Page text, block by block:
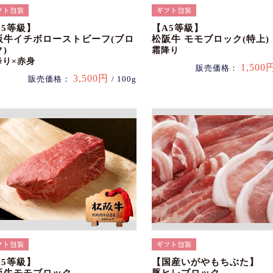
等級】
牛イチボローストビーフ(ブロ
)
り×赤身
販売価格： 3,500円 / 100g
【A5等級】
松阪牛 モモブロック(特上)
霜降り
販売価格： 1,500
等級】
【国産いがやもちぶた】